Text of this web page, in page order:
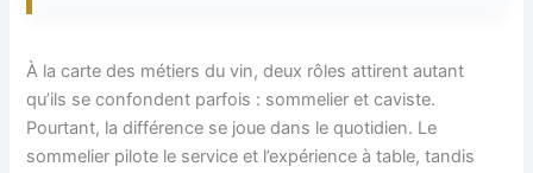
À la carte des métiers du vin, deux rôles attirent autant
qu’ils se confondent parfois : sommelier et caviste.
Pourtant, la différence se joue dans le quotidien. Le
sommelier pilote le service et l’expérience à table, tandis